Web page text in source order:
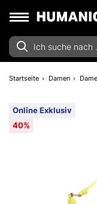
Startseite Damen
Online Exklusiv
40%